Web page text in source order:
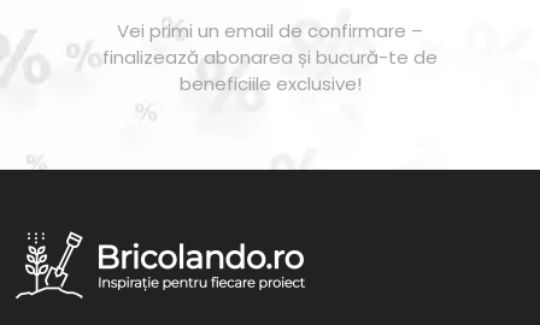
Vei primi un email de confirmare –
finalizează abonarea și bucură-te de
beneficiile exclusive!